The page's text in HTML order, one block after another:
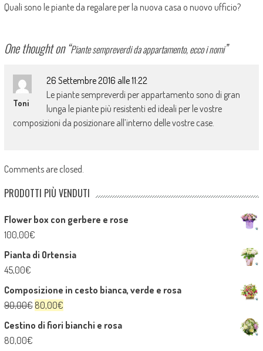
Quali sono le piante da regalare per la nuova casa o nuovo ufficio?
One thought on “Piante sempreverdi da appartamento, ecco i nomi”
Toni
26 Settembre 2016 alle 11:22
Le piante sempreverdi per appartamento sono di gran
lunga le piante più resistenti ed ideali per le vostre
composizioni da posizionare all’interno delle vostre case.
Comments are closed.
PRODOTTI PIÙ VENDUTI
Flower box con gerbere e rose
100,00€
Pianta di Ortensia
45,00€
Composizione in cesto bianca, verde e rosa
90,00€ Il
prezzo
80,00€Il
prezzo
Cestino di fiori bianchi e rosa
80,00€